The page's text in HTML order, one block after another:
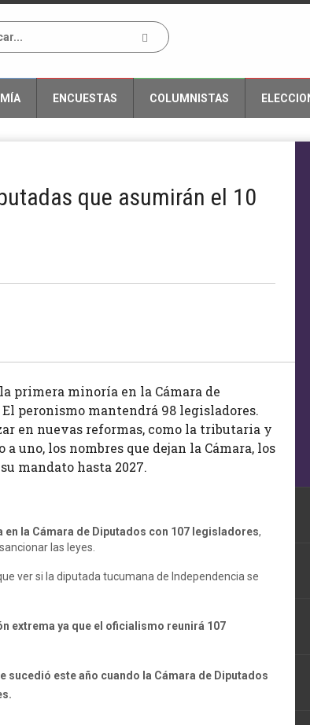
ENCUESTAS COLUMNISTAS
que asumirán el 10
primera minoría en la Cámara de
peronismo mantendrá 98 legisladores.
en nuevas reformas, como la tributaria y
uno, los nombres que dejan la Cámara, los
mandato hasta 2027.
la Cámara de Diputados con 107 legisladores,
las leyes.
ver si la diputada tucumana de Independencia se
extrema ya que el oficialismo reunirá 107
sucedió este año cuando la Cámara de Diputados